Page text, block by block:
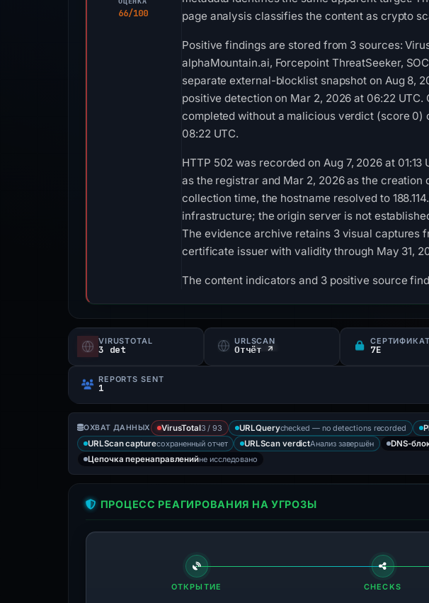
66/100
page analysis classifies the content as crypto
Positive findings are stored from 3 sources:
alphaMountain.ai, Forcepoint ThreatSeeker,
separate external-blocklist snapshot on Aug 8,
positive detection on Mar 2, 2026 at 06:22 UTC.
completed without a malicious verdict (score 0)
08:22 UTC.
HTTP 502 was recorded on Aug 7, 2026 at
as the registrar and Mar 2, 2026 as the
collection time, the hostname resolved to
infrastructure; the origin server is not
The evidence archive retains 3 visual captures
certificate issuer with validity through May 31,
The content indicators and 3 positive source
VIRUSTOTAL
3 det
URLSCAN
Отчёт ↗
СЕРТИФИКАТ
7E
REPORTS SENT
1
ОХВАТ ДАННЫХ VirusTotal3 / 93 URLQuerychecked — no detections recorded
URLScan captureсохраненный отчет URLScan verdictАнализ завершён DNS-
Цепочка перенаправленийне исследовано
ПРОЦЕСС РЕАГИРОВАНИЯ НА УГРОЗЫ
ОТКРЫТИЕ CHECKS